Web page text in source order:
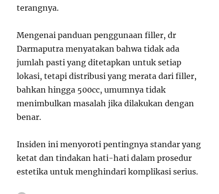
terangnya.
Mengenai panduan penggunaan filler, dr
Darmaputra menyatakan bahwa tidak ada
jumlah pasti yang ditetapkan untuk setiap
lokasi, tetapi distribusi yang merata dari filler,
bahkan hingga 500cc, umumnya tidak
menimbulkan masalah jika dilakukan dengan
benar.
Insiden ini menyoroti pentingnya standar yang
ketat dan tindakan hati-hati dalam prosedur
estetika untuk menghindari komplikasi serius.